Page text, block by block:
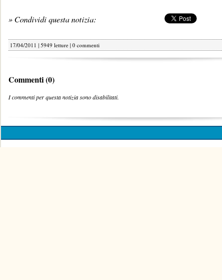
» Condividi questa notizia:
17/04/2011 | 5949 letture | 0 commenti
Commenti (0)
I commenti per questa notizia sono disabilitati.